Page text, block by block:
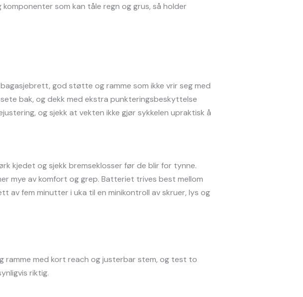
som kan tåle regn og grus, så holder
god støtte og ramme som ikke vrir seg med
bak, og dekk med ekstra punkteringsbeskyttelse
og sjekk at vekten ikke gjør sykkelen upraktisk å
kjedet og sjekk bremseklosser før de blir for tynne.
mye av komfort og grep. Batteriet trives best mellom
av fem minutter i uka til en minikontroll av skruer, lys og
ramme med kort reach og justerbar stem, og test to
riktig.